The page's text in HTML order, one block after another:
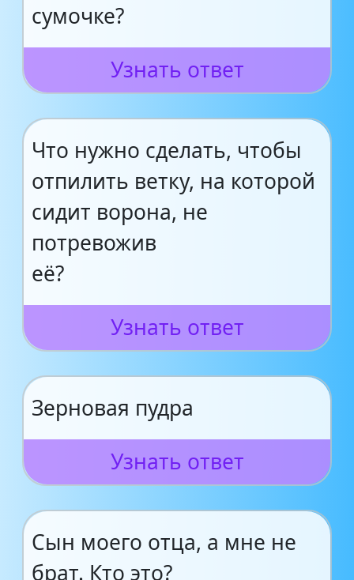
сумочке?
Узнать ответ
Что нужно сделать, чтобы
отпилить ветку, на которой
сидит ворона, не
потревожив
её?
Узнать ответ
Зерновая пудра
Узнать ответ
Сын моего отца, а мне не
брат. Кто это?